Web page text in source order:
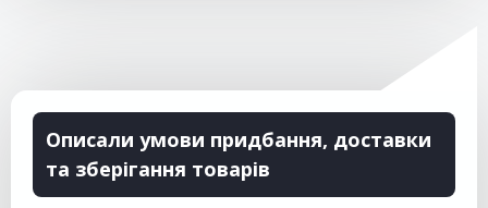
Описали умови придбання, доставки
та зберігання товарів